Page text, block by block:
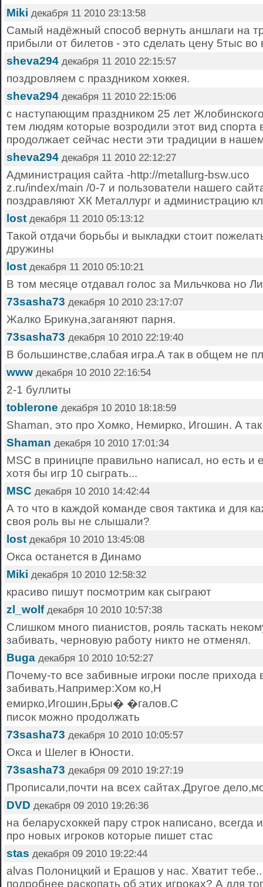
Miki декабря 11 2010 23:13:58
Самый надёжный способ вернуть аншлаги на
прибыли от билетов - это сделать цену 5тыс во
sheva294 декабря 11 2010 22:15:57
поздровляем с праздником хоккея.
sheva294 декабря 11 2010 22:15:06
с наступающим праздником 25 лет
тем людям которые возродили этот вид спорта
продолжает сейчас нести эти традиции в
sheva294 декабря 11 2010 22:12:27
Администрация сайта -http://metallurg-bsw.uco
z.ru/index/main /0-7 и пользователи нашего
поздравляют ХК Металлург и администрацию
lost декабря 11 2010 05:13:12
Такой отдачи борьбы и выкладки стоит
дружины
lost декабря 11 2010 05:10:21
В том месяце отдавал голос за Мильчкова но
73sasha73 декабря 10 2010 23:17:07
Жалко Брикуна,заганяют парня.
73sasha73 декабря 10 2010 22:19:40
В большинстве,слабая игра.А так в общем не
www декабря 10 2010 22:16:54
2-1 буллиты
toblerone декабря 10 2010 18:18:59
Shaman, это про Хомко, Немирко, Игошин. А
Shaman декабря 10 2010 17:01:34
MSC в приницпе правильно написал, но есть и
хотя бы игр 10 сыграть...
MSC декабря 10 2010 14:42:44
А то что в каждой команде своя тактика и для
своя роль вы не слышали?
lost декабря 10 2010 13:45:08
Окса останется в Динамо
Miki декабря 10 2010 12:58:32
красиво пишут посмотрим как сыграют
zl_wolf декабря 10 2010 10:57:38
Слишком много пианистов, рояль таскать
забивать, черновую работу никто не отменял.
Buga декабря 10 2010 10:52:27
Почему-то все забивные игроки после прихода
забивать.Например:Хом ко,Н
емирко,Игошин,Бры� �галов.С
писок можно продолжать
73sasha73 декабря 10 2010 10:05:57
Окса и Шелег в Юности.
73sasha73 декабря 09 2010 19:27:19
Прописали,почти на всех сайтах.Другое
DVD декабря 09 2010 19:26:36
на беларусхоккей пару строк написано, всегда
про новых игроков которые пишет стас
stas декабря 09 2010 19:22:44
alvas Полоницкий и Ерашов у нас. Хватит
подробнее раскопать об этих игроках? А для